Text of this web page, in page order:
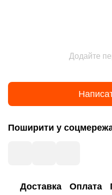
Додайте
Поширити у
Доставка Оплата